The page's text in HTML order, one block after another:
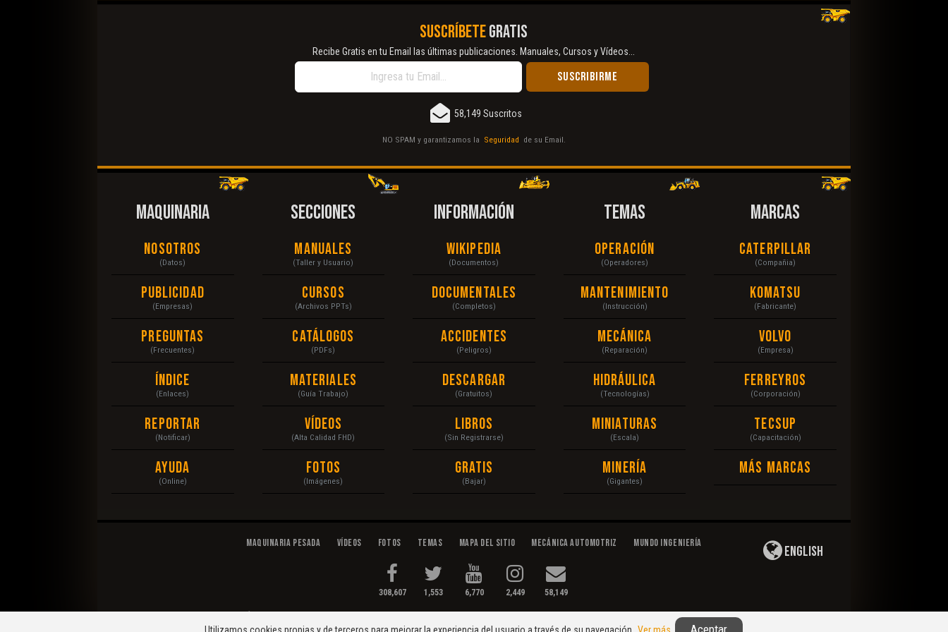
SUSCRÍBETEGRATIS
Recibe Gratis en tu Email las últimas publicaciones. Manuales, Cursos y Vídeos...
58,149 Suscritos
NO SPAM y garantizamos la Seguridad de su Email.
MAQUINARIA
Nosotros
(Datos)
Publicidad
(Empresas)
Preguntas
(Frecuentes)
Índice
(Enlaces)
Reportar
(Notificar)
Ayuda
(Online)
SECCIONES
Manuales
(Taller y Usuario)
Cursos
(Archivos PPTs)
Catálogos
(PDFs)
Materiales
(Guía Trabajo)
Vídeos
(Alta Calidad FHD)
Fotos
(Imágenes)
INFORMACIÓN
Wikipedia
(Documentos)
Documentales
(Completos)
Accidentes
(Peligros)
Descargar
(Gratuitos)
Libros
(Sin Registrarse)
Gratis
(Bajar)
TEMAS
Operación
(Operadores)
Mantenimiento
(Instrucción)
Mecánica
(Reparación)
Hidráulica
(Tecnologías)
Miniaturas
(Escala)
Minería
(Gigantes)
MARCAS
Caterpillar
(Compañia)
Komatsu
(Fabricante)
Volvo
(Empresa)
Ferreyros
(Corporación)
Tecsup
(Capacitación)
Más Marcas
Maquinaria Pesada Vídeos Fotos Temas Mapa del Sitio Mecánica Automotriz Mundo Ingeniería
308,607 1,553 6,770 2,449 58,149
English
|Derechos de Autor
Aceptar